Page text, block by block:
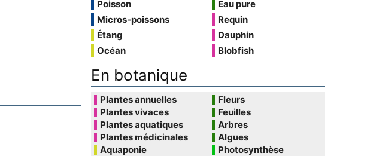
Poisson
Micros-poissons
Étang
Océan
Eau pure
Requin
Dauphin
Blobfish
En botanique
Plantes annuelles
Plantes vivaces
Plantes aquatiques
Plantes médicinales
Aquaponie
Fleurs
Feuilles
Arbres
Algues
Photosynthèse